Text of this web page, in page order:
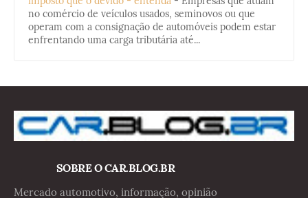
no comércio de veículos usados, seminovos ou que
operam com a consignação de automóveis podem estar
enfrentando uma carga tributária até...
SOBRE O CAR.BLOG.BR
Mercado automotivo, informação, opinião